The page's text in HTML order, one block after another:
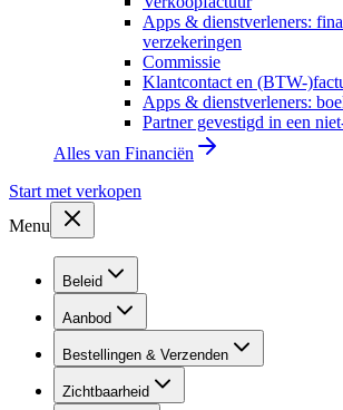
Apps & dienstverleners:
verzekeringen
Commissie
Klantcontact en (BTW-
Apps & dienstverleners:
Partner gevestigd in een
Alles van Financiën
Start met verkopen
Menu
Beleid
Aanbod
Bestellingen & Verzenden
Zichtbaarheid